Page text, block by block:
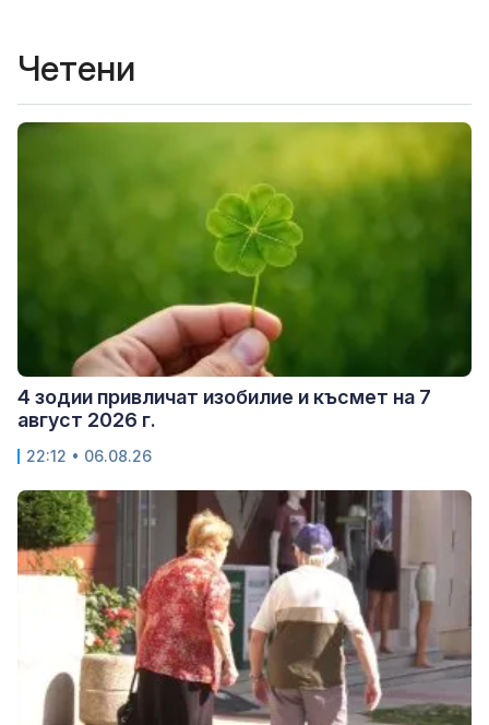
Четени
4 зодии привличат изобилие и късмет на 7
август 2026 г.
22:12 • 06.08.26